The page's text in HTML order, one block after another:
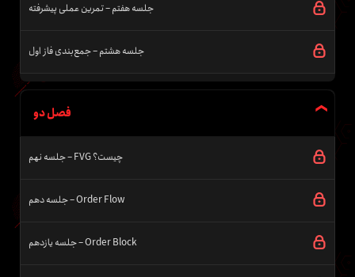
جلسه هفتم – تمرین عملی پیشرفته
جلسه هشتم – جمع‌بندی فاز اول
فصل دو
جلسه نهم – FVG چیست؟
جلسه دهم – Order Flow
جلسه یازدهم – Order Block